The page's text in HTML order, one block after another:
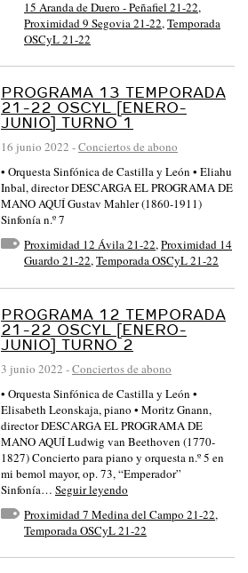
15 Aranda de Duero - Peñafiel 21-22,
Proximidad 9 Segovia 21-22,Temporada
OSCyL 21-22
PROGRAMA 13 TEMPORADA
21-22 OSCYL [ENERO-
JUNIO] TURNO 1
16 junio 2022 -Conciertos de abono
• Orquesta Sinfónica de Castilla y León • Eliahu
Inbal, director DESCARGA EL PROGRAMA DE
MANO AQUÍ Gustav Mahler (1860-1911)
Sinfonía n.º 7
Proximidad 12 Ávila 21-22,Proximidad 14
Guardo 21-22,Temporada OSCyL 21-22
PROGRAMA 12 TEMPORADA
21-22 OSCYL [ENERO-
JUNIO] TURNO 2
3 junio 2022 -Conciertos de abono
• Orquesta Sinfónica de Castilla y León •
Elisabeth Leonskaja, piano • Moritz Gnann,
director DESCARGA EL PROGRAMA DE
MANO AQUÍ Ludwig van Beethoven (1770-
1827) Concierto para piano y orquesta n.º 5 en
mi bemol mayor, op. 73, “Emperador”
Sinfonía… Seguir leyendo
Proximidad 7 Medina del Campo 21-22,
Temporada OSCyL 21-22